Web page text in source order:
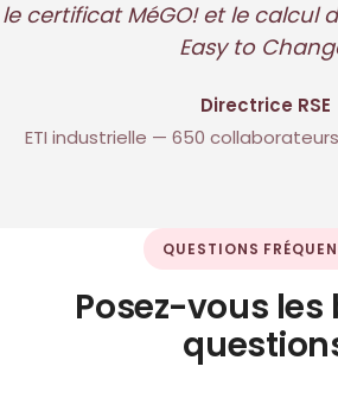
le certificat MéGO! et le calcul
Easy to
Directrice RSE
ETI industrielle — 650
QUESTIONS
Posez-vous les